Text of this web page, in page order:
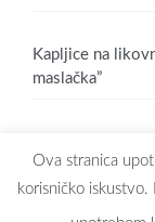
Kapljice na
maslačka”
Ova stranica
korisničko iskustvo.